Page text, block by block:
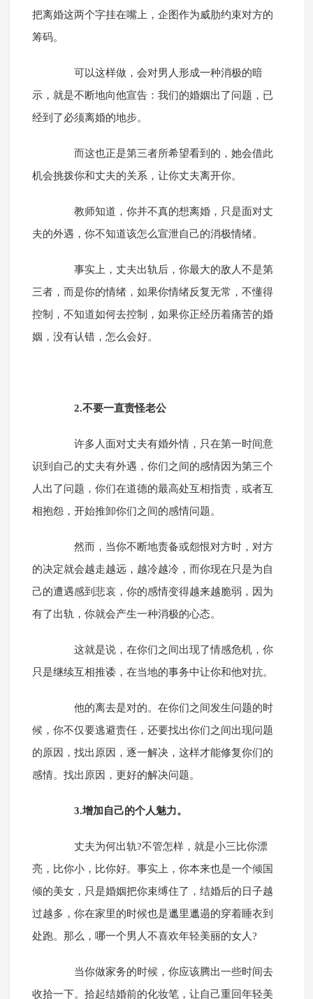
把离婚这两个字挂在嘴上，企图作为威肋约束对方的
筹码。
可以这样做，会对男人形成一种消极的暗
示，就是不断地向他宣告：我们的婚姻出了问题，已
经到了必须离婚的地步。
而这也正是第三者所希望看到的，她会借此
机会挑拨你和丈夫的关系，让你丈夫离开你。
教师知道，你并不真的想离婚，只是面对丈
夫的外遇，你不知道该怎么宣泄自己的消极情绪。
事实上，丈夫出轨后，你最大的敌人不是第
三者，而是你的情绪，如果你情绪反复无常，不懂得
控制，不知道如何去控制，如果你正经历着痛苦的婚
姻，没有认错，怎么会好。
2.不要一直责怪老公
许多人面对丈夫有婚外情，只在第一时间意
识到自己的丈夫有外遇，你们之间的感情因为第三个
人出了问题，你们在道德的最高处互相指责，或者互
相抱怨，开始推卸你们之间的感情问题。
然而，当你不断地责备或怨恨对方时，对方
的决定就会越走越远，越冷越冷，而你现在只是为自
己的遭遇感到悲哀，你的感情变得越来越脆弱，因为
有了出轨，你就会产生一种消极的心态。
这就是说，在你们之间出现了情感危机，你
只是继续互相推诿，在当地的事务中让你和他对抗。
他的离去是对的。在你们之间发生问题的时
候，你不仅要逃避责任，还要找出你们之间出现问题
的原因，找出原因，逐一解决，这样才能修复你们的
感情。找出原因，更好的解决问题。
3.增加自己的个人魅力。
丈夫为何出轨?不管怎样，就是小三比你漂
亮，比你小，比你好。事实上，你本来也是一个倾国
倾的美女，只是婚姻把你束缚住了，结婚后的日子越
过越多，你在家里的时候也是邋里邋遢的穿着睡衣到
处跑。那么，哪一个男人不喜欢年轻美丽的女人?
当你做家务的时候，你应该腾出一些时间去
收拾一下。拾起结婚前的化妆笔，让自己重回年轻美